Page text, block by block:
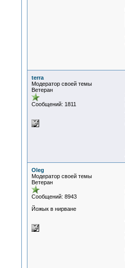
terra
Модератор своей темы
Ветеран
Сообщений: 1811
Oleg
Модератор своей темы
Ветеран
Сообщений: 8943
Йожык в нирване